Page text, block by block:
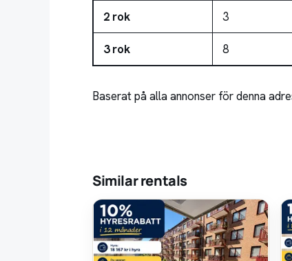
2 rok 3
3 rok 8
Baserat på alla annonser för denna
Similar rentals